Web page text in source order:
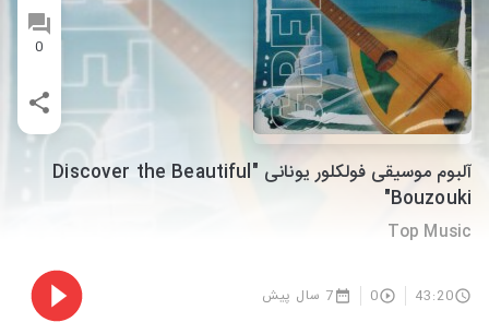
0
آلبوم موسیقی فولکلور یونانی "Discover the Beautiful
Bouzouki"
Top Music
43:20
0 7 سال پیش